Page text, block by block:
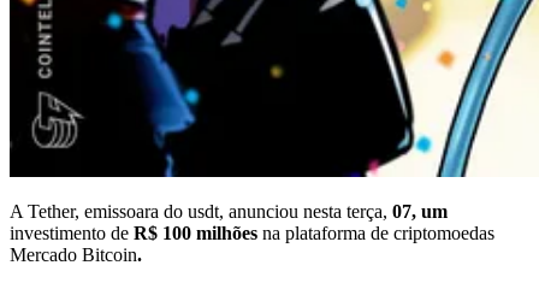
A Tether, emissoara do usdt, anunciou nesta terça, 07, um
investimento de R$ 100 milhões na plataforma de criptomoedas
Mercado Bitcoin.